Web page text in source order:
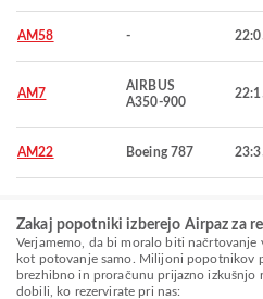
AM58 -
AM7
AIRBUS
A350-900
AM22 Boeing 787
Zakaj popotniki izberejo Airpaz za
Verjamemo, da bi moralo biti načrtovanje
kot potovanje samo. Milijoni popotnikov
brezhibno in proračunu prijazno izkušnjo
dobili, ko rezervirate pri nas: